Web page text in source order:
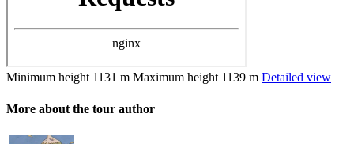
Minimum height 1131 m Maximum height 1139 m Detailed view
More about the tour author